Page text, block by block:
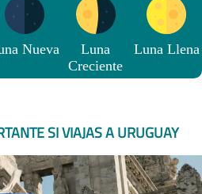
Nueva
Luna
Creciente
Luna Llena
SI VIAJAS A URUGUAY